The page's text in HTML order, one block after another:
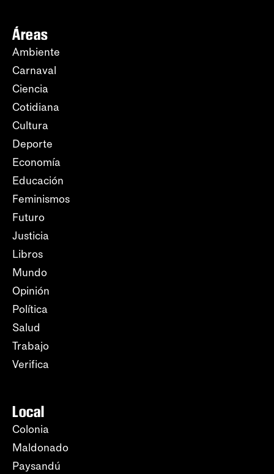
Áreas
Ambiente
Carnaval
Ciencia
Cotidiana
Cultura
Deporte
Economía
Educación
Feminismos
Futuro
Justicia
Libros
Mundo
Opinión
Política
Salud
Trabajo
Verifica
Local
Colonia
Maldonado
Paysandú